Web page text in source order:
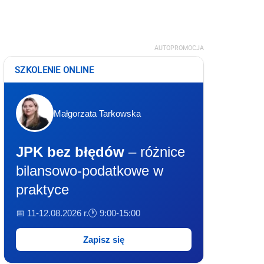
AUTOPROMOCJA
SZKOLENIE ONLINE
Małgorzata Tarkowska
JPK bez błędów – różnice
bilansowo-podatkowe w
praktyce
📅 11-12.08.2026 r.🕐 9:00-15:00
Zapisz się